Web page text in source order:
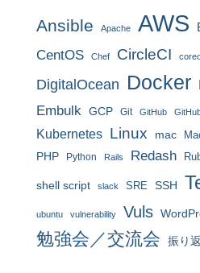
Ansible Apache AWS
CentOS Chef CircleCI
DigitalOcean Docker
Embulk GCP Git GitHub
Kubernetes Linux mac
PHP Python Rails Redash
shell script slack SRE SSH
ubuntu vulnerability Vuls
勉強会／交流会 振り